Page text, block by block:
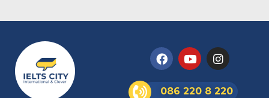
086 220 8 220